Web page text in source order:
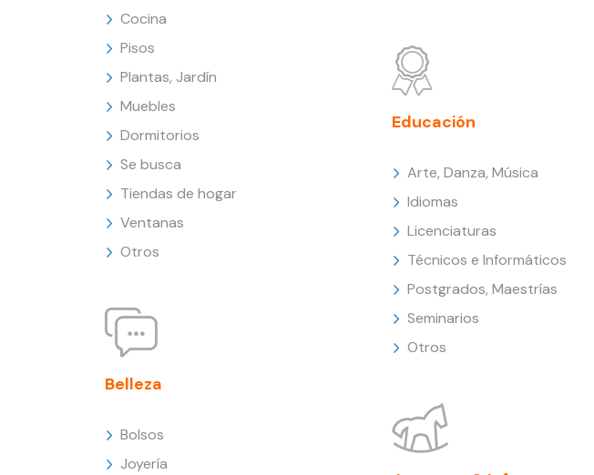
Cocina
Pisos
Plantas, Jardín
Muebles
Dormitorios
Se busca
Tiendas de hogar
Ventanas
Otros
Belleza
Bolsos
Joyería
Educación
Arte, Danza, Música
Idiomas
Licenciaturas
Técnicos e Informáticos
Postgrados, Maestrías
Seminarios
Otros